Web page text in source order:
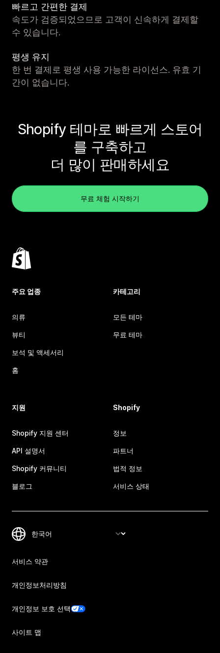
빠르고 간편한 결제
속도가 검증되었으므로 고객이 신속하게 결제할
수 있습니다.
평생 유지
한 번 결제로 평생 사용 가능한 라이선스. 유효 기
간이 없습니다.
Shopify 테마로 빠르게 스토어
를 구축하고
더 많이 판매하세요
무료 체험 시작하기
주요 업종
의류
뷰티
보석 및 액세서리
홈
카테고리
모든 테마
무료 테마
지원
Shopify 지원 센터
API 설명서
Shopify 커뮤니티
블로그
Shopify
정보
파트너
법적 정보
서비스 상태
서비스 약관
개인정보처리방침
개인정보 보호 선택
사이트 맵